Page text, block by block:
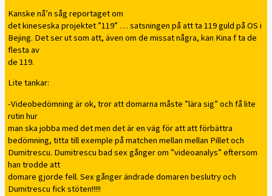
Kanske nå’n såg reportaget om
det kineseska projektet ”119” … satsningen på att ta 119 guld på OS i
Bejing. Det ser ut som att, även om de missat några, kan Kina f ta de
flesta av
de 119.
Lite tankar:
-Videobedömning är ok, tror att domarna måste ”lära sig” och få lite
rutin hur
man ska jobba med det men det är en väg för att att förbättra
bedömning, titta till exemple på matchen mellan mellan Pillet och
Dumitrescu. Dumitrescu bad sex gånger om ”videoanalys” eftersom
han trodde att
domare gjorde fell. Sex gånger ändrade domaren beslutry och
Dumitrescu fick stöten!!!!!